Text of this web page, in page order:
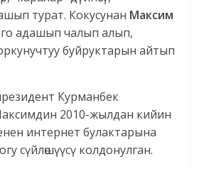
турат. Кокусунан Максим
адашып чалып алып,
буйруктарын айтып
Курманбек
2010-жылдан кийин
интернет булактарына
сүйлөшүүсү колдонулган.